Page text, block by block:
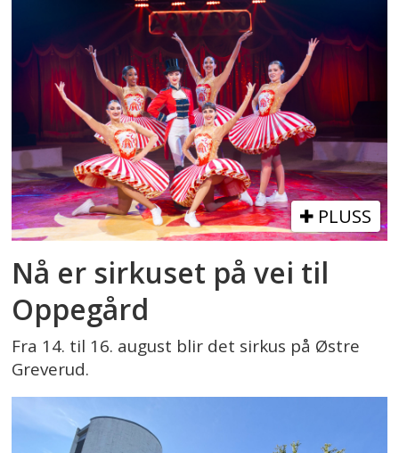
PLUSS
Nå er sirkuset på vei til
Oppegård
Fra 14. til 16. august blir det sirkus på Østre
Greverud.